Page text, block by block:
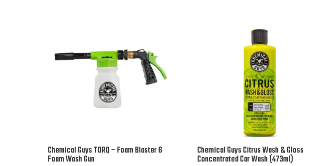
Chemical Guys TORQ – Foam Blaster 6
Foam Wash Gun
Chemical Guys Citrus Wash & Gloss
Concentrated Car Wash (473ml)